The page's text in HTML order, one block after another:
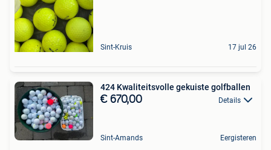
Sint-Kruis 17 jul 26
424 Kwaliteitsvolle gekuiste golfballen
€ 670,00 Details
Sint-Amands Eergisteren